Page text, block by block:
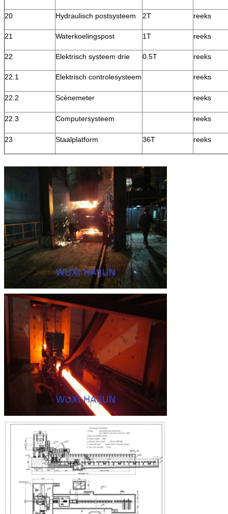
20 Hydraulisch postsysteem 2T reeks
21 Waterkoelingspost 1T reeks
22 Elektrisch systeem drie 0.5T reeks
22.1 Elektrisch controlesysteem reeks
22.2 Scènemeter reeks
22.3 Computersysteem reeks
23 Staalplatform 36T reeks